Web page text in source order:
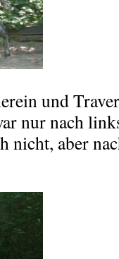
und
nur nach
nicht, aber